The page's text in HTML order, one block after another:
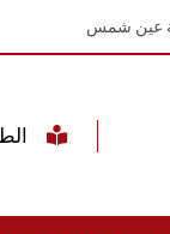
عين شمس